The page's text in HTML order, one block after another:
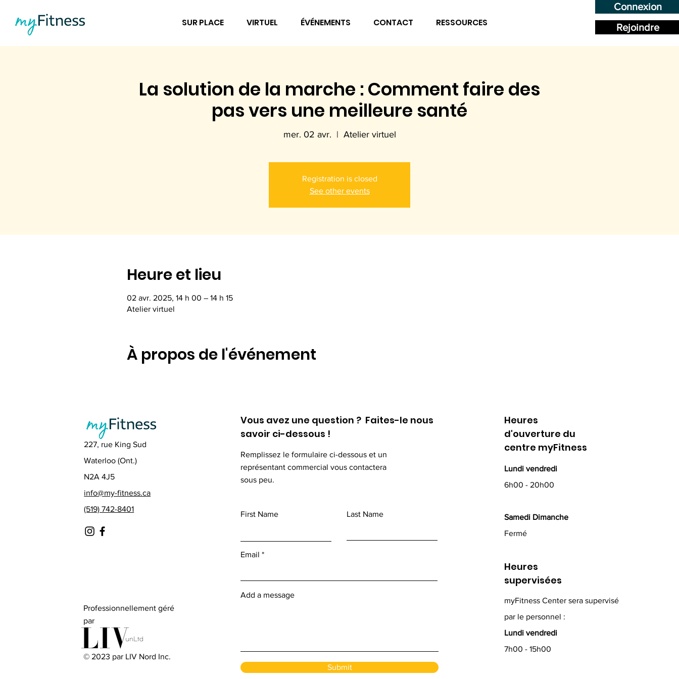
Rejoindre
Connexion
SUR PLACE VIRTUEL ÉVÉNEMENTS CONTACT RESSOURCES
La solution de la marche : Comment faire des
pas vers une meilleure santé
mer. 02 avr.
  |
Atelier virtuel
Registration is closed
See other events
Heure et lieu
02 avr. 2025, 14 h 00 – 14 h 15
Atelier virtuel
À propos de l'événement
227, rue King Sud
Waterloo (Ont.)
N2A 4J5
info@my-fitness.ca
(519) 742-8401
Professionnellement géré
par
© 2023 par LIV Nord Inc.
Vous avez une question ? Faites-le nous
savoir ci-dessous !
Remplissez le formulaire ci-dessous et un
représentant commercial vous contactera
sous peu.
First Name Last Name
Email
Add a message
Submit
Heures
d'ouverture du
centre myFitness
Lundi vendredi
6h00 - 20h00
Samedi Dimanche
Fermé
Heures
supervisées
myFitness Center sera supervisé
par le personnel :
Lundi vendredi
7h00 - 15h00